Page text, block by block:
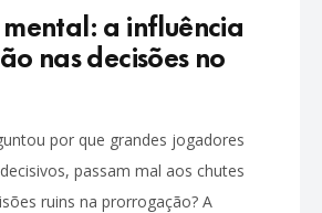
a influência
nas decisões no
por que grandes jogadores
passam mal aos chutes
ruins na prorrogação? A